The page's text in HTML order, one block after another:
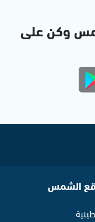
وكن على
الشمس